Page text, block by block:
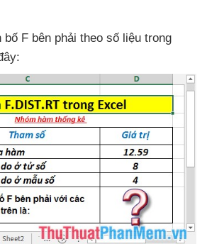
F bên phải theo số liệu trong